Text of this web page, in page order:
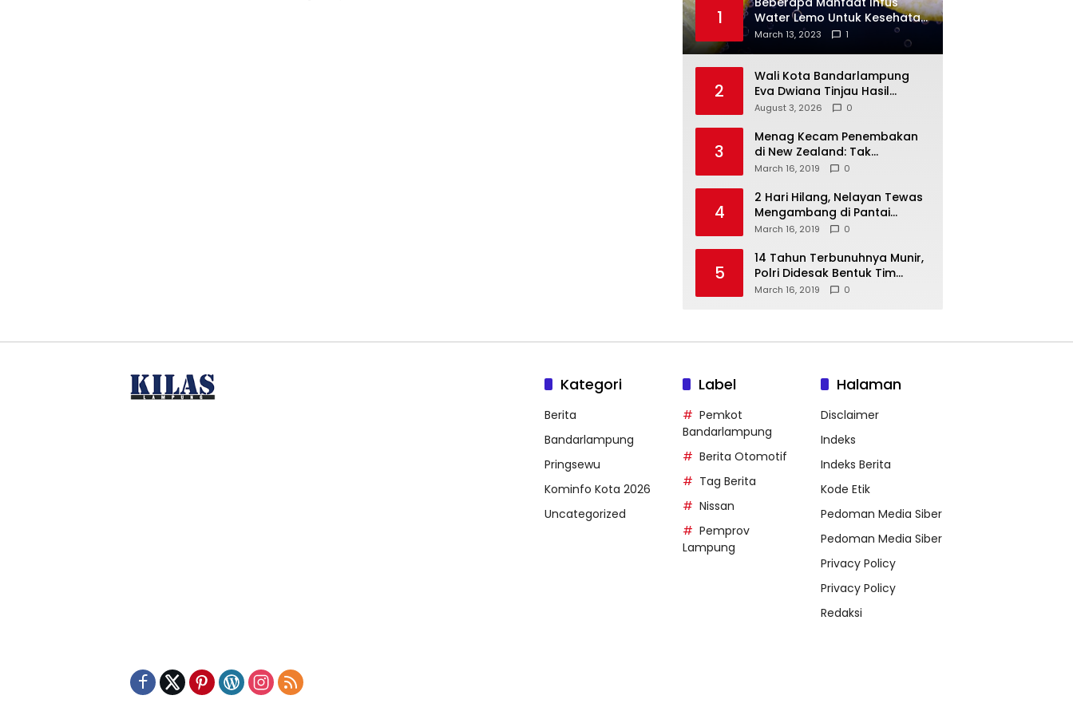
1
Water Lemo Untuk Kesehatan
Anda
March 13, 2023 1
2
Wali Kota Bandarlampung
Eva Dwiana Tinjau Hasil
Perbaikan Jalan Wala Kuba
August 3, 2026 0
3
Menag Kecam Penembakan
di New Zealand: Tak
Berperikemanusiaan!
March 16, 2019 0
4
2 Hari Hilang, Nelayan Tewas
Mengambang di Pantai
Cipalawah Garut
March 16, 2019 0
5
14 Tahun Terbunuhnya Munir,
Polri Didesak Bentuk Tim
Khusus
March 16, 2019 0
Kategori
Berita
Bandarlampung
Pringsewu
Kominfo Kota 2026
Uncategorized
Label
Pemkot
Bandarlampung
Berita Otomotif
Tag Berita
Nissan
Pemprov
Lampung
Halaman
Disclaimer
Indeks
Indeks Berita
Kode Etik
Pedoman Media Siber
Pedoman Media Siber
Privacy Policy
Privacy Policy
Redaksi